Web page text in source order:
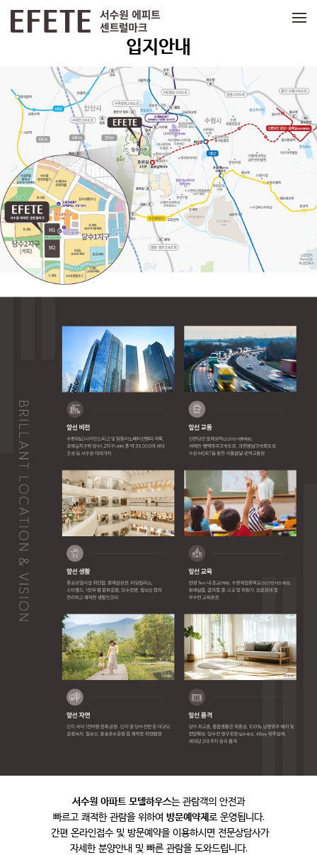
메뉴 건너뛰기
입지안내
서수원 아파트 모델하우스는 관람객의 안전과
빠르고 쾌적한 관람을 위하여 방문예약제로 운영됩니다.
간편 온라인접수 및 방문예약을 이용하시면 전문상담사가
자세한 분양안내 및 빠른 관람을 도와드립니다.